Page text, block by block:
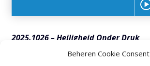
Beheren Cookie Consent
2025.1026 – Heiligheid Onder Druk